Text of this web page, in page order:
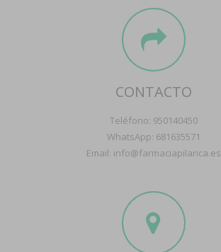
CONTACTO
Teléfono: 950140450
WhatsApp: 681635571
Email: info@farmaciapilarica.es